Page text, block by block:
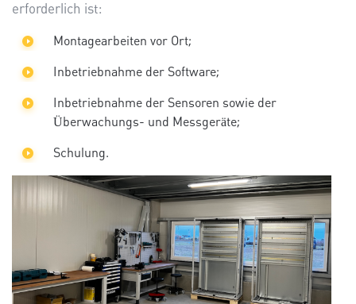
erforderlich ist:
Montagearbeiten vor Ort;
Inbetriebnahme der Software;
Inbetriebnahme der Sensoren sowie der
Überwachungs- und Messgeräte;
Schulung.